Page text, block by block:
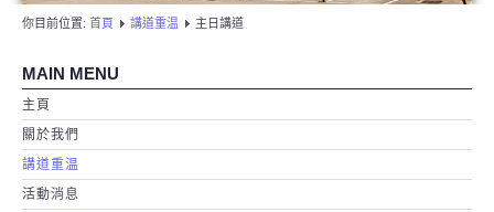
你目前位置: 首頁 講道重温 主日講道
MAIN MENU
主頁
關於我們
講道重温
活動消息